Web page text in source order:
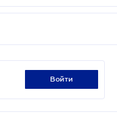
войти